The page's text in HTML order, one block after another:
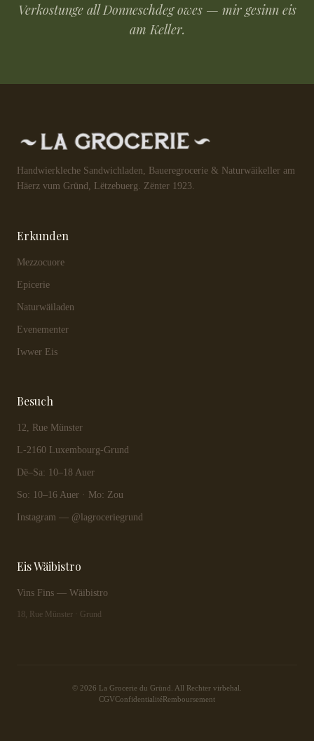
Verkostunge all Donneschdeg owes — mir gesinn eis
am Keller.
Handwierkleche Sandwichladen, Baueregrocerie & Naturwäikeller am
Häerz vum Gründ, Lëtzebuerg. Zënter 1923.
Erkunden
Mezzocuore
Epicerie
Naturwäiladen
Evenementer
Iwwer Eis
Besuch
12, Rue Münster
L-2160 Luxembourg-Grund
Dë–Sa: 10–18 Auer
So: 10–16 Auer · Mo: Zou
Instagram — @lagroceriegrund
Eis Wäibistro
Vins Fins — Wäibistro
18, Rue Münster · Grund
© 2026 La Grocerie du Gründ. All Rechter virbehal.
CGVConfidentialitéRemboursement